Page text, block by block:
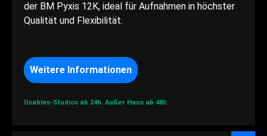
der BM Pyxis 12K, ideal für Aufnahmen in höchster
Qualität und Flexibilität.
Weitere Informationen
Usables-Studios ab 24h. Außer Haus ab 48h.